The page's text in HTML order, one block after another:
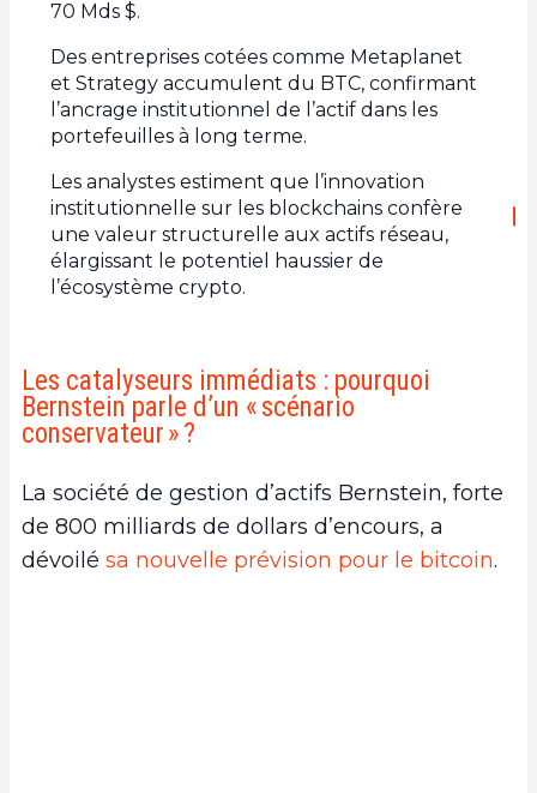
70 Mds $.
Des entreprises cotées comme Metaplanet
et Strategy accumulent du BTC, confirmant
l’ancrage institutionnel de l’actif dans les
portefeuilles à long terme.
Les analystes estiment que l’innovation
institutionnelle sur les blockchains confère
une valeur structurelle aux actifs réseau,
élargissant le potentiel haussier de
l’écosystème crypto.
Les catalyseurs immédiats : pourquoi
Bernstein parle d’un « scénario
conservateur » ?
La société de gestion d’actifs Bernstein, forte
de 800 milliards de dollars d’encours, a
dévoilé sa nouvelle prévision pour le bitcoin.